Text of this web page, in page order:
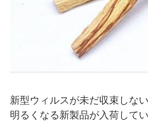
新型ウィルスが未だ収束しな
明るくなる新製品が入荷してい